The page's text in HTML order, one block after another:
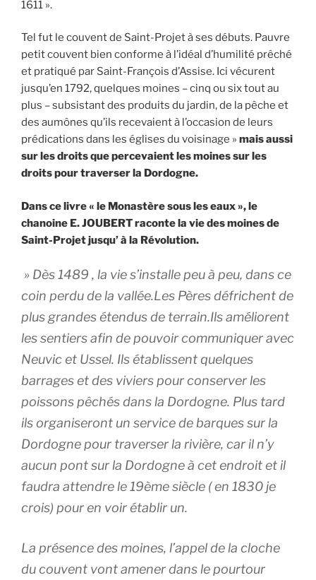
1611 ».
Tel fut le couvent de Saint-Projet à ses débuts. Pauvre
petit couvent bien conforme à l’idéal d’humilité prêché
et pratiqué par Saint-François d’Assise. Ici vécurent
jusqu’en 1792, quelques moines – cinq ou six tout au
plus – subsistant des produits du jardin, de la pêche et
des aumônes qu’ils recevaient à l’occasion de leurs
prédications dans les églises du voisinage » mais aussi
sur les droits que percevaient les moines sur les
droits pour traverser la Dordogne.
Dans ce livre « le Monastère sous les eaux », le
chanoine E. JOUBERT raconte la vie des moines de
Saint-Projet jusqu’ à la Révolution.
» Dès 1489 , la vie s’installe peu à peu, dans ce
coin perdu de la vallée.Les Pères défrichent de
plus grandes étendus de terrain.Ils améliorent
les sentiers afin de pouvoir communiquer avec
Neuvic et Ussel. Ils établissent quelques
barrages et des viviers pour conserver les
poissons pêchés dans la Dordogne. Plus tard
ils organiseront un service de barques sur la
Dordogne pour traverser la rivière, car il n’y
aucun pont sur la Dordogne à cet endroit et il
faudra attendre le 19ème siècle ( en 1830 je
crois) pour en voir établir un.
La présence des moines, l’appel de la cloche
du couvent vont amener dans le pourtour